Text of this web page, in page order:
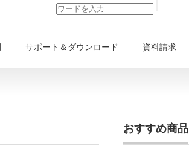
サポート＆ダウンロード 資料請求
おすすめ商品